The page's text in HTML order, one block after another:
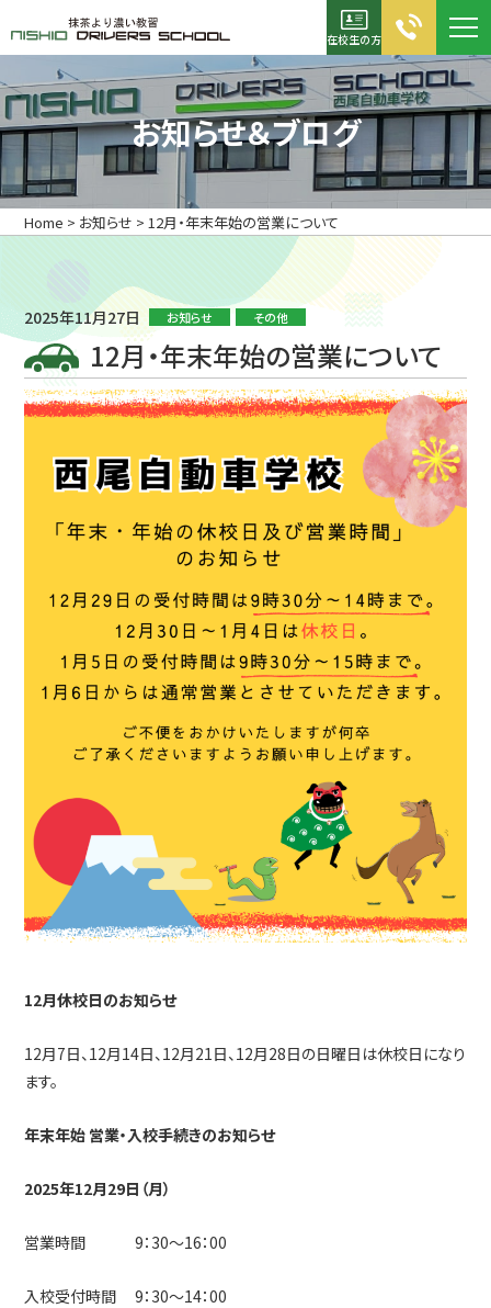
在校生の方
お電話でのお問合せ
0120-05-2355
TEL：0563-56-5311
FAX：0563-56-5267
資料請求 入校申込書
ホーム
初めての方へ
キャンペーン診断
学校案内
アクセス
よくある質問
資料請求・問い合わせ
プライバシーポリシー
SDGS宣言
短期通学コース
特例教習
在校生の方
ホテル西尾
お知らせ＆ブログ
Home > お知らせ >12月・年末年始の営業について
2025年11月27日 お知らせ その他
12月・年末年始の営業について
12月休校日のお知らせ
12月7日、12月14日、12月21日、12月28日の日曜日は休校日になり
ます。
年末年始 営業・入校手続きのお知らせ
2025年12月29日（月）
営業時間 9：30～16：00
入校受付時間 9：30～14：00